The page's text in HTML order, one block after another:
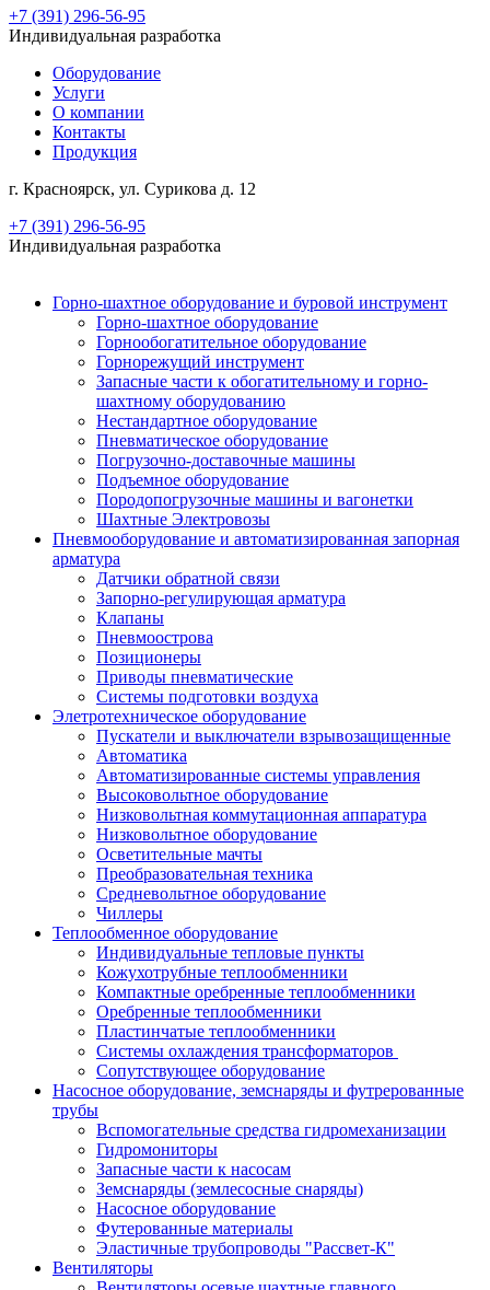
+7 (391) 296-56-95
Индивидуальная разработка
Оборудование
Услуги
О компании
Контакты
Продукция
г. Красноярск, ул. Сурикова д. 12
+7 (391) 296-56-95
Индивидуальная разработка
Горно-шахтное оборудование и буровой инструмент
Горно-шахтное оборудование
Горнообогатительное оборудование
Горнорежущий инструмент
Запасные части к обогатительному и горно-
шахтному оборудованию
Нестандартное оборудование
Пневматическое оборудование
Погрузочно-доставочные машины
Подъемное оборудование
Породопогрузочные машины и вагонетки
Шахтные Электровозы
Пневмооборудование и автоматизированная запорная
арматура
Датчики обратной связи
Запорно-регулирующая арматура
Клапаны
Пневмоострова
Позиционеры
Приводы пневматические
Системы подготовки воздуха
Элетротехническое оборудование
Пускатели и выключатели взрывозащищенные
Автоматика
Автоматизированные системы управления
Высоковольтное оборудование
Низковольтная коммутационная аппаратура
Низковольтное оборудование
Осветительные мачты
Преобразовательная техника
Средневольтное оборудование
Чиллеры
Теплообменное оборудование
Индивидуальные тепловые пункты
Кожухотрубные теплообменники
Компактные оребренные теплообменники
Оребренные теплообменники
Пластинчатые теплообменники
Системы охлаждения трансформаторов
Сопутствующее оборудование
Насосное оборудование, земснаряды и футрерованные
трубы
Вспомогательные средства гидромеханизации
Гидромониторы
Запасные части к насосам
Земснаряды (землесосные снаряды)
Насосное оборудование
Футерованные материалы
Эластичные трубопроводы "Рассвет-К"
Вентиляторы